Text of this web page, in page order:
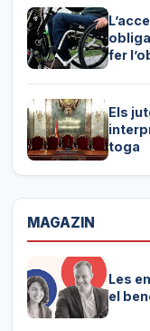
fer
Els
toga
MAGAZIN
Les
el